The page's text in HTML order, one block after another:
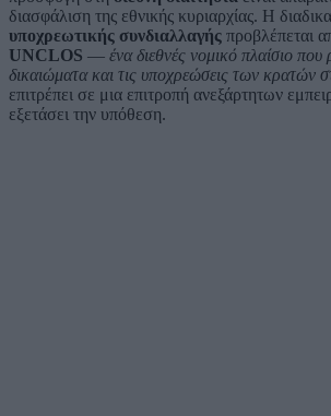
διασφάλιση της εθνικής κυριαρχίας. Η
υποχρεωτικής συνδιαλλαγής προβλέπεται
UNCLOS — ένα διεθνές νομικό πλαίσιο που
δικαιώματα και τις υποχρεώσεις των κρατών
επιτρέπει σε μια επιτροπή ανεξάρτητων
εξετάσει την υπόθεση.